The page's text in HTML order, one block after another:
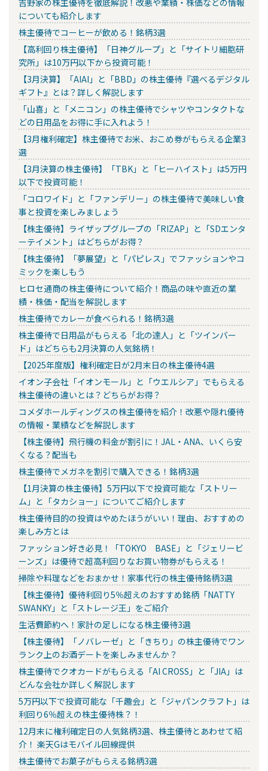
吉野家の株主優待を徹底解説！改悪や業績・株価などの情報
についても紹介します
株主優待でコーヒーが飲める！銘柄3選
【高利回り株主優待】「日神グループ」と「サイトリ細胞研
究所」は10万円以下から投資可能！
【3月決算】「AIAI」と「BBD」の株主優待『選べるデジタル
ギフト』とは？詳しく解説します
「山喜」と「メニコン」の株主優待でシャツやコンタクトな
どの日用品をお得に手に入れよう！
【3月権利確定】株主優待でお米、おこめ券がもらえる企業3
選
【3月決算の株主優待】「TBK」と「ヒーハイスト」は5万円
以下で投資可能！
「コロワイド」と「ファンデリー」の株主優待で美味しい食
事と投資を楽しみましょう
【株主優待】ライザップグループの「RIZAP」と「SDエンタ
ーテイメント」はどちらがお得？
【株主優待】「夢展望」と「パピレス」でファッションやコ
ミックを楽しもう
ヒロセ通商の株主優待について紹介！商品の味や直近の業
績・株価・配当を解説します
株主優待でカレーが食べられる！銘柄3選
株主優待で日用品がもらえる「北の達人」と「ツインバー
ド」はどちらも2月決算の人気銘柄！
【2025年度版】権利確定日が2月末日の株主優待4選
イオン子会社「イオンモール」と「ウエルシア」でもらえる
株主優待の違いとは？どちらがお得？
コメダホールディングスの株主優待を紹介！改悪や隠れ優待
の情報・業績などを解説します
【株主優待】飛行機の料金が割引に！JAL・ANA、いくら安
くなる？配当も
株主優待でメガネを割引で購入できる！銘柄3選
【1月決算の株主優待】5万円以下で投資可能な「ストリー
ム」と「タカショー」についてご紹介します
株主優待目的の投資はやめたほうがいい！理由、おすすめの
楽しみ方とは
ファッション好き必見！「TOKYO BASE」と「ジェリービ
ーンズ」は優待で超高利回りなお買い物券がもらえる！
掃除や料理などをおまかせ！家事代行の株主優待銘柄3選
【株主優待】優待利回り5％超えのおすすめ銘柄「NATTY
SWANKY」と「ストレージ王」をご紹介
生活費節約へ！家計の足しになる株主優待3選
【株主優待】「ノバレーゼ」と「きちり」の株主優待でワン
ランク上のお酒デートを楽しみませんか？
株主優待でクオカードがもらえる「AI CROSS」と「JIA」は
どんな会社か詳しく解説します
5万円以下で投資可能な「千趣会」と「ジャパンクラフト」は
利回り6％超えの株主優待株？！
12月末に権利確定日の人気銘柄3選、株主優待とあわせて紹
介！ 楽天Gはモバイル回線提供
株主優待でお菓子がもらえる銘柄3選